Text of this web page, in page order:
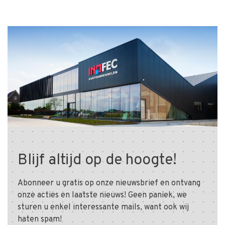
Blijf altijd op de hoogte!
Abonneer u gratis op onze nieuwsbrief en ontvang
onze acties en laatste nieuws! Geen paniek, we
sturen u enkel interessante mails, want ook wij
haten spam!